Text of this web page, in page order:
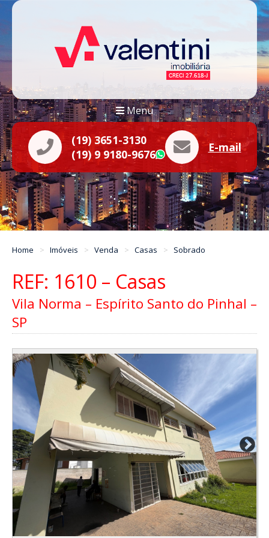
Menu
(19) 3651-3130
(19) 9 9180-9676
WhatsApp
E-mail
Home Imóveis Venda Casas Sobrado
REF: 1610 – Casas
Vila Norma – Espírito Santo do Pinhal –
SP